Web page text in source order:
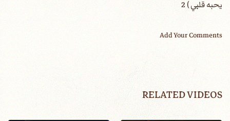
يحبه قلبي ) 2
Add Your Comments
RELATED VIDEOS